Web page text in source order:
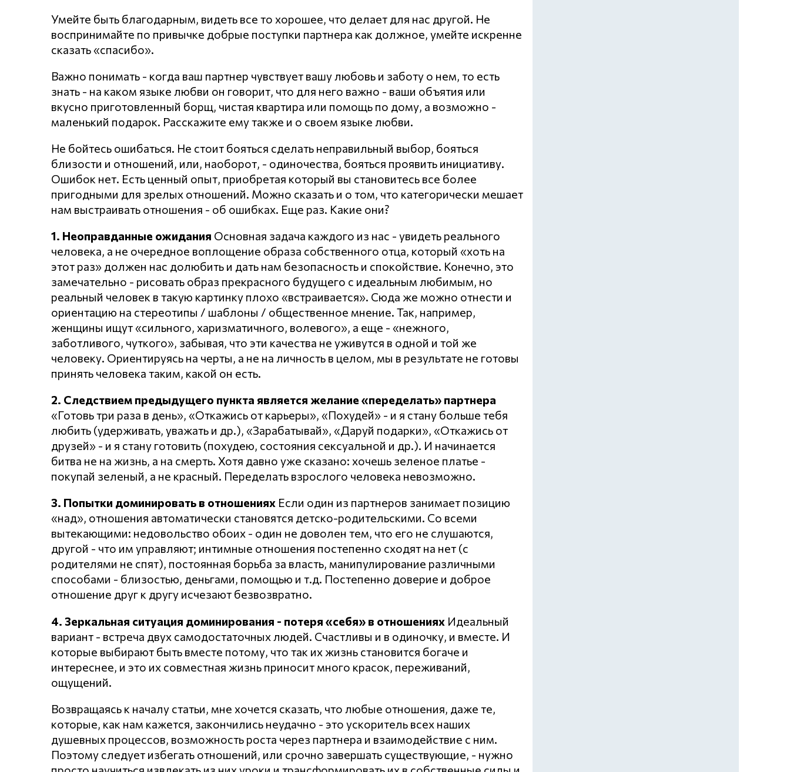
Умейте быть благодарным, видеть все то хорошее, что делает для нас другой. Не
воспринимайте по привычке добрые поступки партнера как должное, умейте искренне
сказать «спасибо».
Важно понимать - когда ваш партнер чувствует вашу любовь и заботу о нем, то есть
знать - на каком языке любви он говорит, что для него важно - ваши объятия или
вкусно приготовленный борщ, чистая квартира или помощь по дому, а возможно -
маленький подарок. Расскажите ему также и о своем языке любви.
Не бойтесь ошибаться. Не стоит бояться сделать неправильный выбор, бояться
близости и отношений, или, наоборот, - одиночества, бояться проявить инициативу.
Ошибок нет. Есть ценный опыт, приобретая который вы становитесь все более
пригодными для зрелых отношений. Можно сказать и о том, что категорически мешает
нам выстраивать отношения - об ошибках. Еще раз. Какие они?
1. Неоправданные ожидания Основная задача каждого из нас - увидеть реального
человека, а не очередное воплощение образа собственного отца, который «хоть на
этот раз» должен нас долюбить и дать нам безопасность и спокойствие. Конечно, это
замечательно - рисовать образ прекрасного будущего с идеальным любимым, но
реальный человек в такую картинку плохо «встраивается». Сюда же можно отнести и
ориентацию на стереотипы / шаблоны / общественное мнение. Так, например,
женщины ищут «сильного, харизматичного, волевого», а еще - «нежного,
заботливого, чуткого», забывая, что эти качества не уживутся в одной и той же
человеку. Ориентируясь на черты, а не на личность в целом, мы в результате не готовы
принять человека таким, какой он есть.
2. Следствием предыдущего пункта является желание «переделать» партнера
«Готовь три раза в день», «Откажись от карьеры», «Похудей» - и я стану больше тебя
любить (удерживать, уважать и др.), «Зарабатывай», «Даруй подарки», «Откажись от
друзей» - и я стану готовить (похудею, состояния сексуальной и др.). И начинается
битва не на жизнь, а на смерть. Хотя давно уже сказано: хочешь зеленое платье -
покупай зеленый, а не красный. Переделать взрослого человека невозможно.
3. Попытки доминировать в отношениях Если один из партнеров занимает позицию
«над», отношения автоматически становятся детско-родительскими. Со всеми
вытекающими: недовольство обоих - один не доволен тем, что его не слушаются,
другой - что им управляют; интимные отношения постепенно сходят на нет (с
родителями не спят), постоянная борьба за власть, манипулирование различными
способами - близостью, деньгами, помощью и т.д. Постепенно доверие и доброе
отношение друг к другу исчезают безвозвратно.
4. Зеркальная ситуация доминирования - потеря «себя» в отношениях Идеальный
вариант - встреча двух самодостаточных людей. Счастливы и в одиночку, и вместе. И
которые выбирают быть вместе потому, что так их жизнь становится богаче и
интереснее, и это их совместная жизнь приносит много красок, переживаний,
ощущений.
Возвращаясь к началу статьи, мне хочется сказать, что любые отношения, даже те,
которые, как нам кажется, закончились неудачно - это ускоритель всех наших
душевных процессов, возможность роста через партнера и взаимодействие с ним.
Поэтому следует избегать отношений, или срочно завершать существующие, - нужно